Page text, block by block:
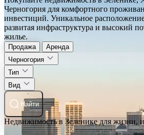
Черногория для комфортного
инвестиций. Уникальное
развитая инфраструктура и высокий
жилье.
Продажа
Аренда
Черногория
Тип
Вид
Найти
Недвижимость в Зеленике для